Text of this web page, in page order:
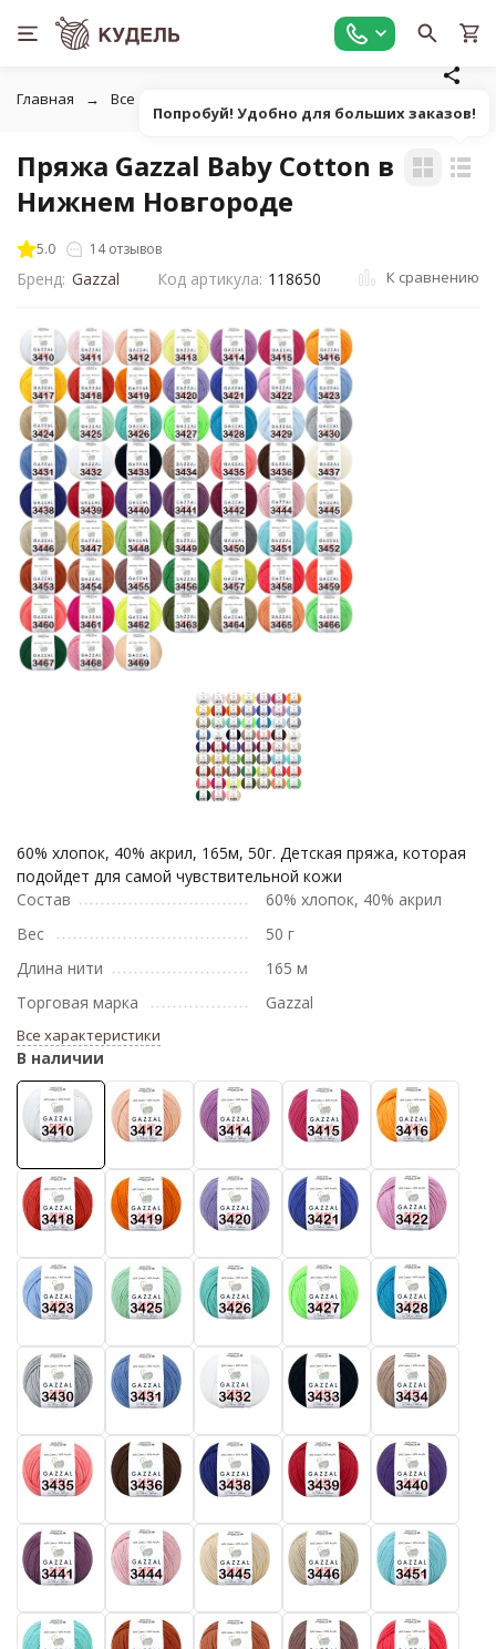
Главная Все для вязания
Пряжа Gazzal Baby Cotton в
Нижнем Новгороде
5.0 14 отзывов
Бренд: Gazzal Код артикула: 118650 К сравнению
60% хлопок, 40% акрил, 165м, 50г. Детская пряжа, которая
подойдет для самой чувствительной кожи
Состав
60% хлопок, 40% акрил
Вес
50 г
Длина нити
165 м
Торговая марка
Gazzal
Все характеристики
В наличии
Попробуй! Удобно для больших заказов!